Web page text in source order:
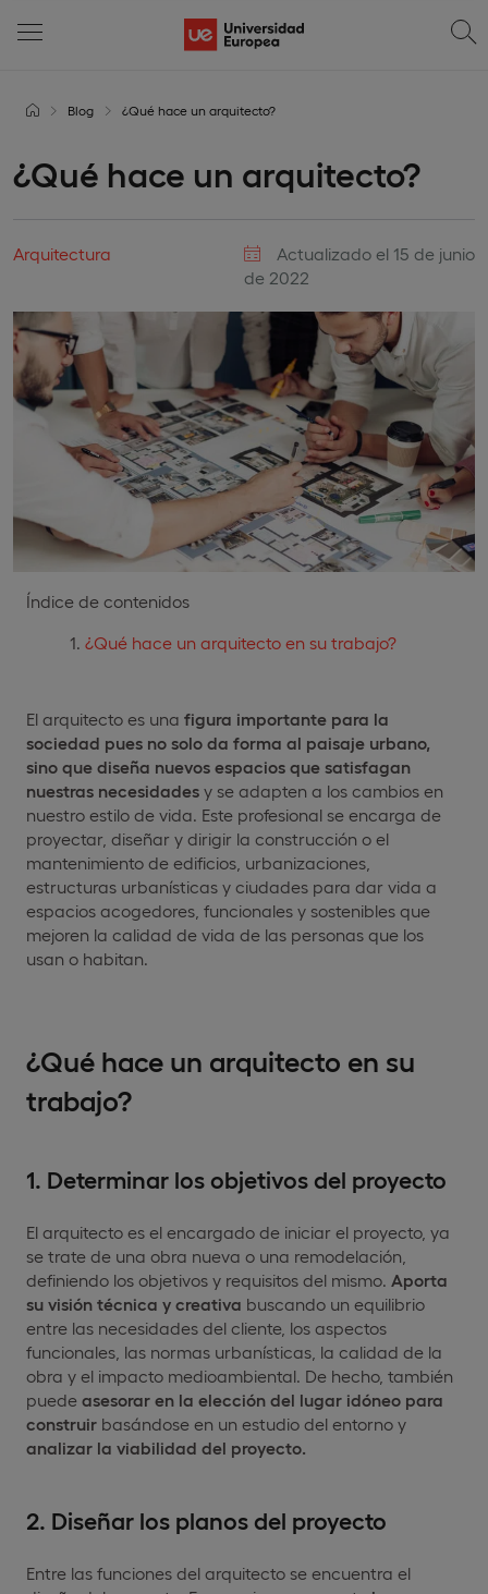
Blog ¿Qué hace un arquitecto?
¿Qué hace un arquitecto?
Arquitectura
Actualizado el 15 de junio
de 2022
Índice de contenidos
¿Qué hace un arquitecto en su trabajo?
El arquitecto es una figura importante para la
sociedad pues no solo da forma al paisaje urbano,
sino que diseña nuevos espacios que satisfagan
nuestras necesidades y se adapten a los cambios en
nuestro estilo de vida. Este profesional se encarga de
proyectar, diseñar y dirigir la construcción o el
mantenimiento de edificios, urbanizaciones,
estructuras urbanísticas y ciudades para dar vida a
espacios acogedores, funcionales y sostenibles que
mejoren la calidad de vida de las personas que los
usan o habitan.
¿Qué hace un arquitecto en su
trabajo?
1. Determinar los objetivos del proyecto
El arquitecto es el encargado de iniciar el proyecto, ya
se trate de una obra nueva o una remodelación,
definiendo los objetivos y requisitos del mismo. Aporta
su visión técnica y creativa buscando un equilibrio
entre las necesidades del cliente, los aspectos
funcionales, las normas urbanísticas, la calidad de la
obra y el impacto medioambiental. De hecho, también
puede asesorar en la elección del lugar idóneo para
construir basándose en un estudio del entorno y
analizar la viabilidad del proyecto.
2. Diseñar los planos del proyecto
Entre las funciones del arquitecto se encuentra el